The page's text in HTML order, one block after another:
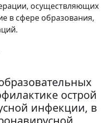
осуществляющих
в сфере образования,
острой
инфекции, в